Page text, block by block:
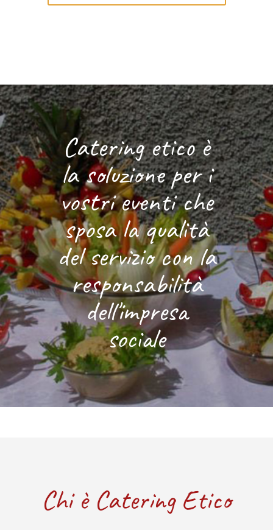
Catering etico è
la soluzione per i
vostri eventi che
sposa la qualità
del servizio con la
responsabilità
dell'impresa
sociale
Chi è Catering Etico